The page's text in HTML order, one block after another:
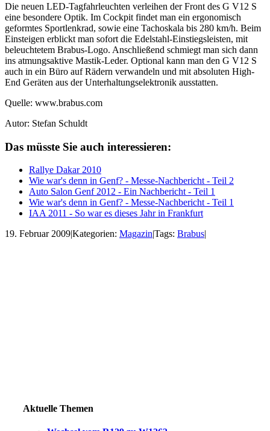
Die neuen LED-Tagfahrleuchten verleihen der Front des G V12 S
eine besondere Optik. Im Cockpit findet man ein ergonomisch
geformtes Sportlenkrad, sowie eine Tachoskala bis 280 km/h. Beim
Einsteigen erblickt man sofort die Edelstahl-Einstiegsleisten, mit
beleuchtetem Brabus-Logo. Anschließend schmiegt man sich dann
ins atmungsaktive Mastik-Leder. Optional kann man den G V12 S
auch in ein Büro auf Rädern verwandeln und mit absoluten High-
End Geräten aus der Unterhaltungselektronik ausstatten.
Quelle: www.brabus.com
Autor: Stefan Schuldt
Das müsste Sie auch interessieren:
Rallye Dakar 2010
Wie war's denn in Genf? - Messe-Nachbericht - Teil 2
Auto Salon Genf 2012 - Ein Nachbericht - Teil 1
Wie war's denn in Genf? - Messe-Nachbericht - Teil 1
IAA 2011 - So war es dieses Jahr in Frankfurt
19. Februar 2009|Kategorien: Magazin|Tags: Brabus|
Aktuelle Themen